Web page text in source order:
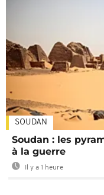
SOUDAN
Soudan : les
à la guerre
Il y a 1 heure